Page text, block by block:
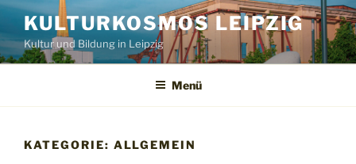
Zum
Inhalt
springen
KULTURKOSMOS LEIPZIG
Kultur und Bildung in Leipzig
Menü
KATEGORIE: ALLGEMEIN